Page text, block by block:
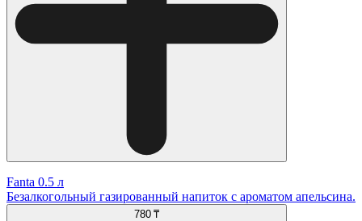
Fanta 0.5 л
Безалкогольный газированный напиток с ароматом апельсина.
780 ₸